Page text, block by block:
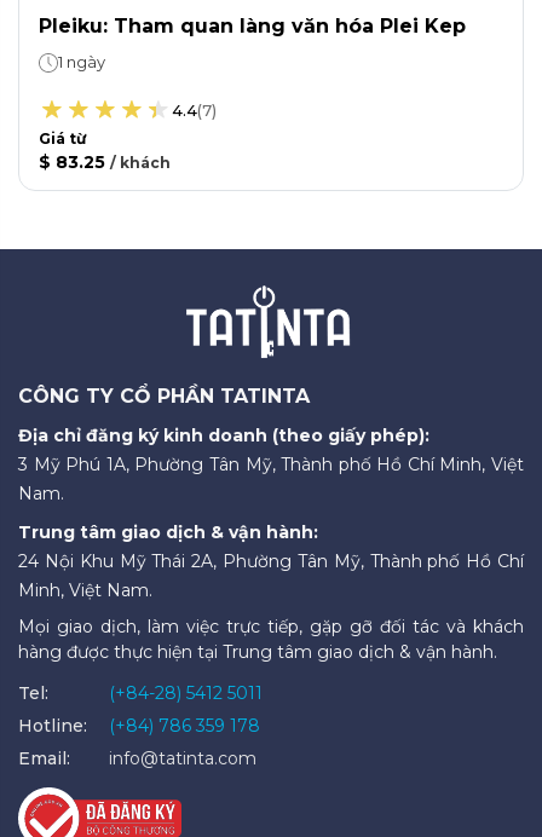
Pleiku: Tham quan làng văn hóa Plei Kep
1 ngày
4.4(7)
Giá từ
$ 83.25 / khách
CÔNG TY CỔ PHẦN TATINTA
Địa chỉ đăng ký kinh doanh (theo giấy phép):
3 Mỹ Phú 1A, Phường Tân Mỹ, Thành phố Hồ Chí Minh, Việt
Nam.
Trung tâm giao dịch & vận hành:
24 Nội Khu Mỹ Thái 2A, Phường Tân Mỹ, Thành phố Hồ Chí
Minh, Việt Nam.
Mọi giao dịch, làm việc trực tiếp, gặp gỡ đối tác và khách
hàng được thực hiện tại Trung tâm giao dịch & vận hành.
Tel:
(+84-28) 5412 5011
Hotline:
(+84) 786 359 178
Email:
info@tatinta.com